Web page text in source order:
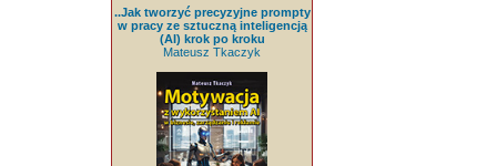
..Jak tworzyć precyzyjne prompty
w pracy ze sztuczną inteligencją
(AI) krok po kroku
Mateusz Tkaczyk